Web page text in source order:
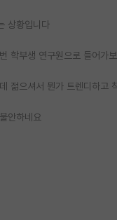
상황입니다
학부생 연구원으로 들어가보
젊으셔서 뭔가 트렌디하고
안하네요